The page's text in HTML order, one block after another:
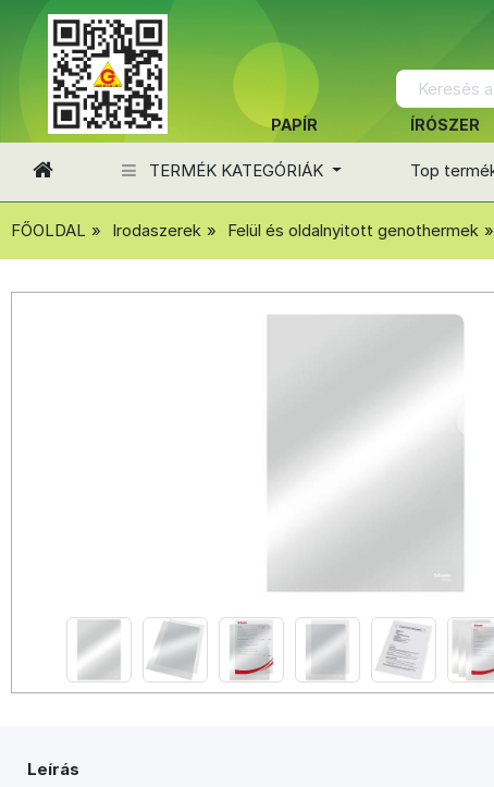
PAPÍR
ÍRÓSZER
TERMÉK KATEGÓRIÁK Top
FŐOLDAL Irodaszerek Felül és oldalnyitott genothermek
Leírás